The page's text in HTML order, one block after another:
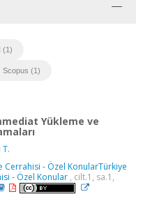
(1)
Scopus (1)
Yükleme ve
Cerrahisi - Özel KonularTürkiye
- Özel Konular , cilt.1, sa.1,